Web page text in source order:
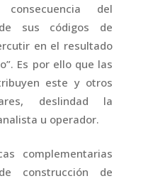
del
sus códigos de
en el resultado
Es por ello que las
este y otros
deslindad la
u operador.
complementarias
construcción de